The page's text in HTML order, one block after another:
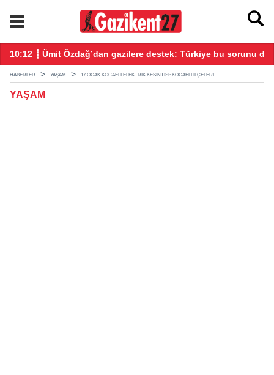
10:12 ┋ Ümit Özdağ’dan gazilere destek: Türkiye bu sorunu
HABERLER YAŞAM 17 OCAK KOCAELİ ELEKTRIK KESINTISI: KOCAELİ ILÇELERI...
YAŞAM